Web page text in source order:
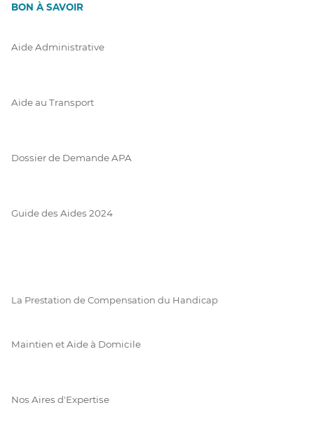
BON À SAVOIR
Aide Administrative
Aide au Transport
Dossier de Demande APA
Guide des Aides 2024
La Prestation de Compensation du Handicap
Maintien et Aide à Domicile
Nos Aires d'Expertise